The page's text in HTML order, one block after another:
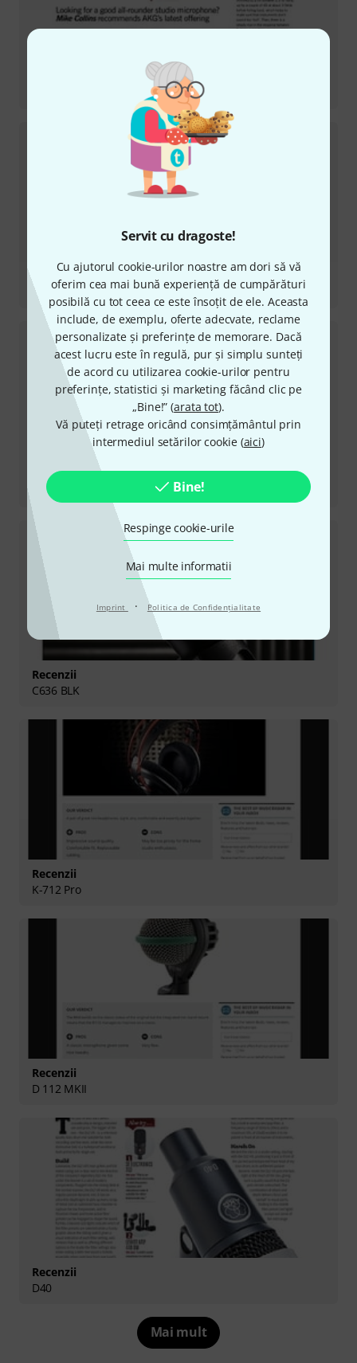
Servit cu dragoste!
Cu ajutorul cookie-urilor noastre am dori să vă
oferim cea mai bună experiență de cumpărături
posibilă cu tot ceea ce este însoțit de ele. Aceasta
include, de exemplu, oferte adecvate, reclame
personalizate și preferințe de memorare. Dacă
acest lucru este în regulă, pur și simplu sunteți
de acord cu utilizarea cookie-urilor pentru
preferințe, statistici și marketing făcând clic pe
„Bine!” (arata tot).
Vă puteți retrage oricând consimțământul prin
intermediul setărilor cookie (aici)
Bine!
Respinge cookie-urile
Mai multe informatii
Imprint · Politica de Confidenţialitate
Recenzii
K-240 Studio
Recenzii
C1000s MKIV
Recenzii
C636 BLK
Recenzii
K-712 Pro
Recenzii
D 112 MKII
Recenzii
D40
Mai mult